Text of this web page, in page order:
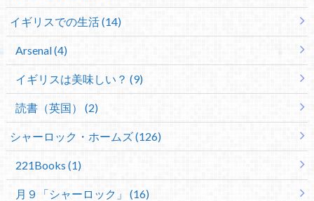
イギリスでの生活 (14)
Arsenal (4)
イギリスは美味しい？ (9)
読書（英国） (2)
シャーロック・ホームズ (126)
221Books (1)
月９「シャーロック」 (16)